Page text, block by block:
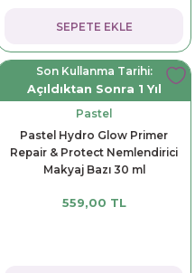
SEPETE EKLE
Son Kullanma Tarihi:
Açıldıktan Sonra 1 Yıl
Pastel
Pastel Hydro Glow Primer
Repair & Protect Nemlendirici
Makyaj Bazı 30 ml
559,00 TL